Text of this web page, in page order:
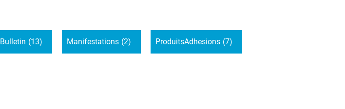
Bulletin (13) Manifestations (2) ProduitsAdhesions (7)